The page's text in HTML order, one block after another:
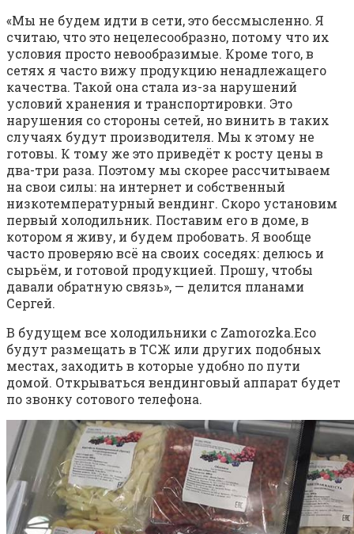
«Мы не будем идти в сети, это бессмысленно. Я
считаю, что это нецелесообразно, потому что их
условия просто невообразимые. Кроме того, в
сетях я часто вижу продукцию ненадлежащего
качества. Такой она стала из-за нарушений
условий хранения и транспортировки. Это
нарушения со стороны сетей, но винить в таких
случаях будут производителя. Мы к этому не
готовы. К тому же это приведёт к росту цены в
два-три раза. Поэтому мы скорее рассчитываем
на свои силы: на интернет и собственный
низкотемпературный вендинг. Скоро установим
первый холодильник. Поставим его в доме, в
котором я живу, и будем пробовать. Я вообще
часто проверяю всё на своих соседях: делюсь и
сырьём, и готовой продукцией. Прошу, чтобы
давали обратную связь», — делится планами
Сергей.
В будущем все холодильники с Zamorozka.Eco
будут размещать в ТСЖ или других подобных
местах, заходить в которые удобно по пути
домой. Открываться вендинговый аппарат будет
по звонку сотового телефона.